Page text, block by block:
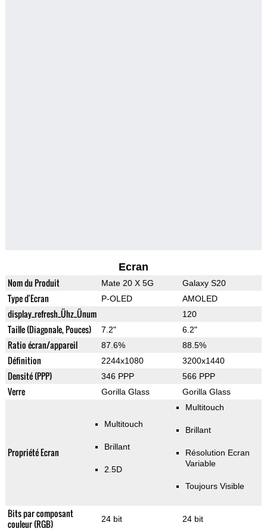
Ecran
Nom du Produit Mate 20 X 5G Galaxy S20
Type d'Ecran P-OLED AMOLED
display_refresh_Ühz_Ünum 120
Taille (Diagonale, Pouces) 7.2" 6.2"
Ratio écran/appareil 87.6% 88.5%
Définition 2244x1080 3200x1440
Densité (PPP) 346 PPP 566 PPP
Verre Gorilla Glass Gorilla Glass
Propriété Ecran
Multitouch
Brillant
2.5D
Multitouch
Brillant
Résolution Ecran
Variable
Toujours Visible
Bits par composant
couleur (RGB)
24 bit 24 bit